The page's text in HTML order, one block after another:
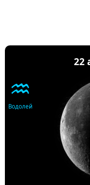
22
♒
Водолей